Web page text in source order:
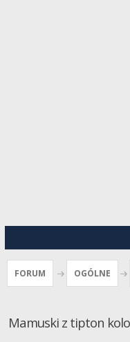
FORUM OGÓLNE
Mamuski z tipton